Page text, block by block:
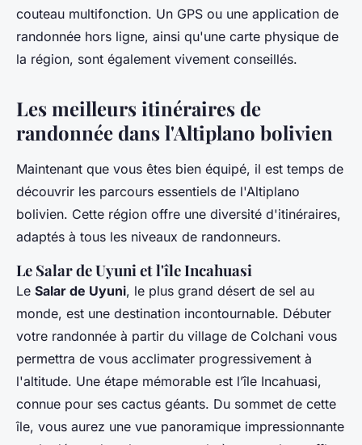
couteau multifonction. Un GPS ou une application de
randonnée hors ligne, ainsi qu'une carte physique de
la région, sont également vivement conseillés.
Les meilleurs itinéraires de
randonnée dans l'Altiplano bolivien
Maintenant que vous êtes bien équipé, il est temps de
découvrir les parcours essentiels de l'Altiplano
bolivien. Cette région offre une diversité d'itinéraires,
adaptés à tous les niveaux de randonneurs.
Le Salar de Uyuni et l'île Incahuasi
Le Salar de Uyuni, le plus grand désert de sel au
monde, est une destination incontournable. Débuter
votre randonnée à partir du village de Colchani vous
permettra de vous acclimater progressivement à
l'altitude. Une étape mémorable est l’île Incahuasi,
connue pour ses cactus géants. Du sommet de cette
île, vous aurez une vue panoramique impressionnante